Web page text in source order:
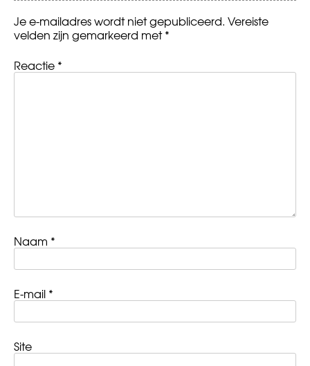
Je e-mailadres wordt niet gepubliceerd. Vereiste
velden zijn gemarkeerd met*
Reactie *
Naam *
E-mail *
Site